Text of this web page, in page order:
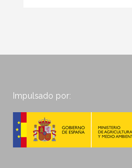
Impulsado por: